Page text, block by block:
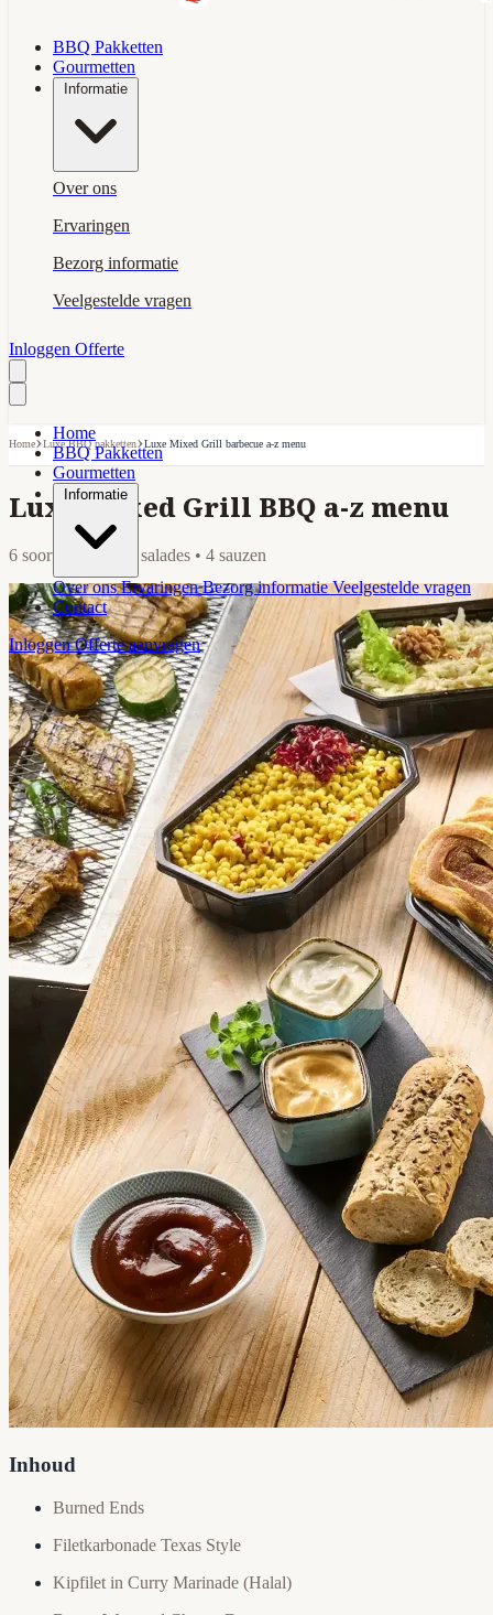
BBQ Pakketten
Gourmetten
Informatie
Over ons
Ervaringen
Bezorg informatie
Veelgestelde vragen
Inloggen Offerte
Home
BBQ Pakketten
Gourmetten
Informatie
Over onsErvaringenBezorg informatieVeelgestelde vragen
Contact
InloggenOfferte aanvragen
Home›Luxe BBQ pakketten›Luxe Mixed Grill barbecue a-z menu
Luxe Mixed Grill BBQ a-z menu
6 soorten vlees • 6 salades • 4 sauzen
Inhoud
Burned Ends
Filetkarbonade Texas Style
Kipfilet in Curry Marinade (Halal)